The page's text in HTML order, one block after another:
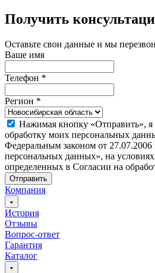
Получить
Оставьте свои данные и мы
Ваше имя
Телефон *
Регион *
Нажимая кнопку «Отправить», я
обработку моих персональных
Федеральным законом от
персональных данных», на
определенных в Согласии на
Отправить
Компания
История
Отзывы
Вопрос-ответ
Гарантия
Каталог